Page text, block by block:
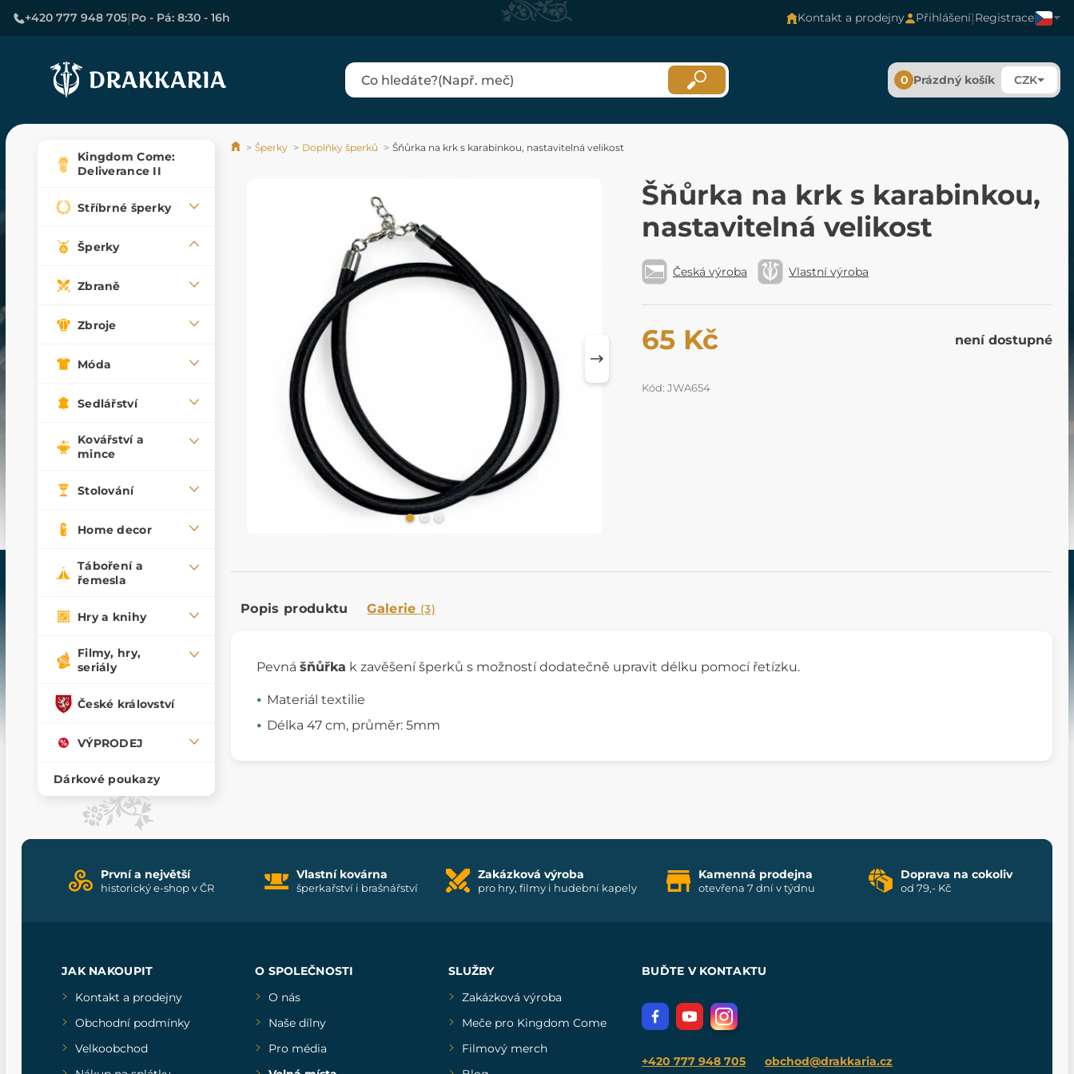
+420 777 948 705|Po - Pá: 8:30 - 16h Kontakt a prodejny Přihlášení|Registrace
0 Prázdný košík CZK
Kingdom Come:
Deliverance II
Stříbrné šperky
Šperky
Zbraně
Zbroje
Móda
Sedlářství
Kovářství a
mince
Stolování
Home decor
Táboření a
řemesla
Hry a knihy
Filmy, hry,
seriály
České království
VÝPRODEJ
Dárkové poukazy
Šperky Doplňky šperků Šňůrka na krk s karabinkou, nastavitelná velikost
Šňůrka na krk s karabinkou,
nastavitelná velikost
Česká výroba Vlastní výroba
65 Kč není dostupné
Kód: JWA654
Popis produktu Galerie (3)
Pevná šňůřka k zavěšení šperků s možností dodatečně upravit délku pomocí řetízku.
Materiál textilie
Délka 47 cm, průměr: 5mm
První a největší
historický e-shop v ČR
Vlastní kovárna
šperkařství i brašnářství
Zakázková výroba
pro hry, filmy i hudební kapely
Kamenná prodejna
otevřena 7 dní v týdnu
Doprava na cokoliv
od 79,- Kč
JAK NAKOUPIT
Kontakt a prodejny
Obchodní podmínky
Velkoobchod
O SPOLEČNOSTI
O nás
Naše dílny
Pro média
SLUŽBY
Zakázková výroba
Meče pro Kingdom Come
Filmový merch
BUĎTE V KONTAKTU
+420 777 948 705 obchod@drakkaria.cz